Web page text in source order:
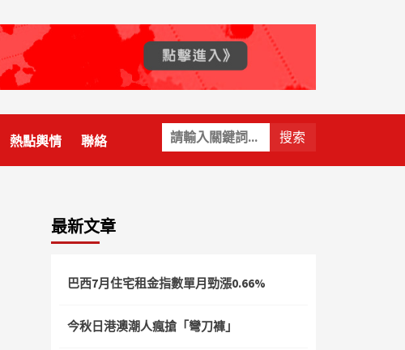
關
鍵
字:
熱點輿情 聯絡
最新文章
巴西7月住宅租金指數單月勁漲0.66%
今秋日港澳潮人瘋搶「彎刀褲」